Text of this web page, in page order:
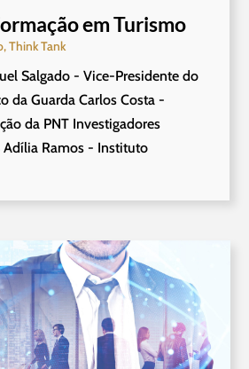
em Turismo
,Think Tank
Salgado - Vice-Presidente do
da Guarda Carlos Costa -
da PNT Investigadores
Adília Ramos - Instituto